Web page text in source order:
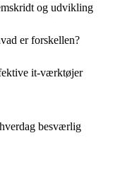
og udvikling
er forskellen?
it-værktøjer
besværlig